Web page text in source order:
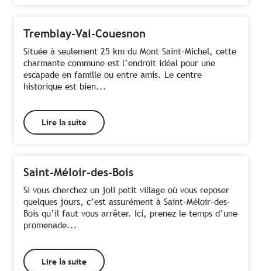
Tremblay-Val-Couesnon
Située à seulement 25 km du Mont Saint-Michel, cette
charmante commune est l’endroit idéal pour une
escapade en famille ou entre amis. Le centre
historique est bien...
Lire la suite
Saint-Méloir-des-Bois
Si vous cherchez un joli petit village où vous reposer
quelques jours, c’est assurément à Saint-Méloir-des-
Bois qu’il faut vous arrêter. Ici, prenez le temps d’une
promenade...
Lire la suite